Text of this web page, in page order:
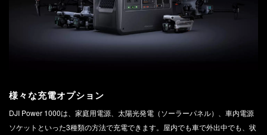
様々な充電オプション
DJI Power 1000は、家庭用電源、太陽光発電（ソーラーパネル）、車内電源
ソケットといった3種類の方法で充電できます。屋内でも車で外出中でも、状